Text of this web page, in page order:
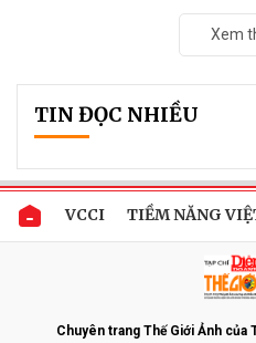
Xem
TIN ĐỌC NHIỀU
VCCI TIỀM NĂNG
Chuyên trang Thế Giới Ảnh của